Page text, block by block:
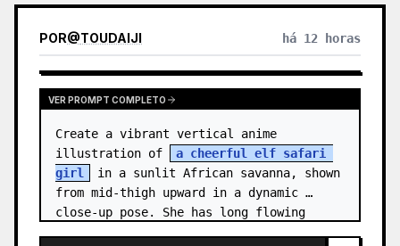
POR@TOUDAIJI há 12 horas
VER PROMPT COMPLETO
Create a vibrant vertical anime
illustration of
a cheerful elf safari
girl
in a sunlit African savanna, shown
from mid-thigh upward in a dynamic
close-up pose. She has long flowing